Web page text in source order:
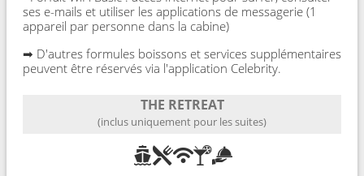
ses e-mails et utiliser les applications de messagerie (1
appareil par personne dans la cabine)
➡ D'autres formules boissons et services supplémentaires
peuvent être réservés via l'application Celebrity.
THE RETREAT
(inclus uniquement pour les suites)